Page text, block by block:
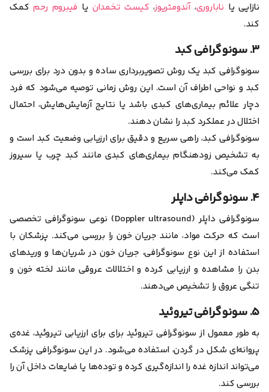
نازایی یا ناباروری،آندومتریوز، کیست تخمدان یا فیبروم رحم کمک
کند.
۳. سونوگرافی کبد
سونوگرافی کبد یک روش تصویربرداری ساده و بدون درد برای بررسی
کبد و نواحی اطراف آن است. این روش زمانی توصیه می‌شود که فرد
دچار علائم بیماری‌های کبدی باشد یا نتایج آزمایش‌هایش، احتمال
اختلال در عملکرد کبد را نشان دهند.
سونوگرافی کبد، راهی سریع و دقیق برای ارزیابی وضعیت کبد است و
به تشخیص زودهنگام بیماری‌های کبدی مانند کبد چرب یا سیروز
کمک می‌کند.
۴. سونوگرافی داپلر
سونوگرافی داپلر (Doppler ultrasound) نوعی سونوگرافی تخصصی
است که حرکت مواد، مانند جریان خون را بررسی می‌کند. پزشکان با
استفاده از این نوع سونوگرافی، جریان خون در شریان‌ها و وریدهای
بدن را مشاهده و ارزیابی کرده و اختلالات عروقی مانند لخته خون و
تنگی عروق را تشخیص می‌دهند.
۵. سونوگرافی تیروئید
به طور معمول از سونوگرافی تیروئید برای برای ارزیابی تیروئید، غده‌ی
پروانه‌ای شکل در گردن، استفاده می‌شود. در این سونوگرافی پزشک
می‌تواند اندازه غده را اندازه‌گیری کرده و توده‌ها یا ضایعات داخل آن را
بررسی کند.